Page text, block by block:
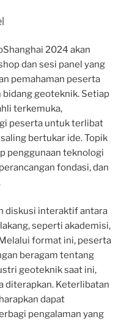
2024 akan
dan sesi panel yang
pemahaman peserta
geoteknik. Setiap
terkemuka,
peserta untuk terlibat
bertukar ide. Topik
penggunaan teknologi
fondasi, dan
diskusi interaktif antara
seperti akademisi,
format ini, peserta
beragam tentang
geoteknik saat ini,
diterapkan. Keterlibatan
dapat
pengalaman yang